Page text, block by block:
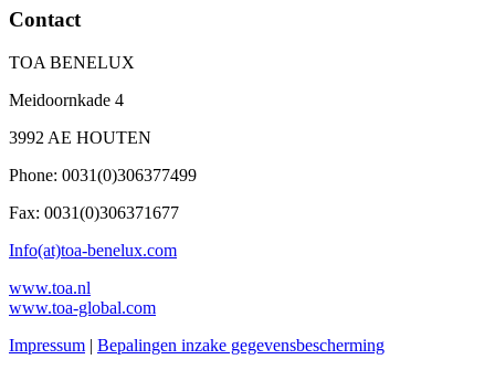
Contact
TOA BENELUX
Meidoornkade 4
3992 AE HOUTEN
Phone: 0031(0)306377499
Fax: 0031(0)306371677
Info(at)toa-benelux.com
www.toa.nl
www.toa-global.com
Impressum | Bepalingen inzake gegevensbescherming